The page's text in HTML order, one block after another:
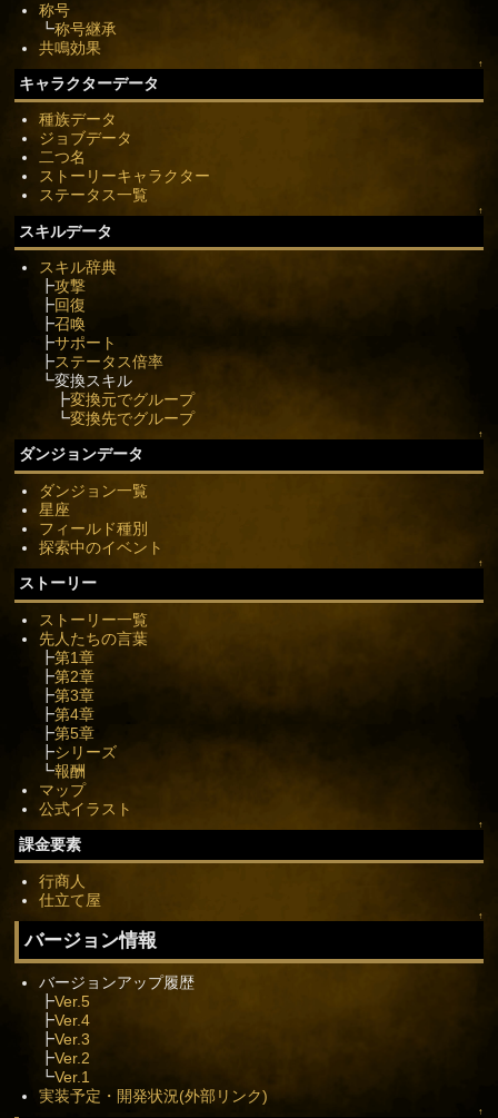
称号
┗称号継承
共鳴効果
↑
キャラクターデータ
種族データ
ジョブデータ
二つ名
ストーリーキャラクター
ステータス一覧
↑
スキルデータ
スキル辞典
┣攻撃
┣回復
┣召喚
┣サポート
┣ステータス倍率
┗変換スキル
┣変換元でグループ
┗変換先でグループ
↑
ダンジョンデータ
ダンジョン一覧
星座
フィールド種別
探索中のイベント
↑
ストーリー
ストーリー一覧
先人たちの言葉
┣第1章
┣第2章
┣第3章
┣第4章
┣第5章
┣シリーズ
┗報酬
マップ
公式イラスト
↑
課金要素
行商人
仕立て屋
↑
バージョン情報
バージョンアップ履歴
┣Ver.5
┣Ver.4
┣Ver.3
┣Ver.2
┗Ver.1
実装予定・開発状況(外部リンク)
↑